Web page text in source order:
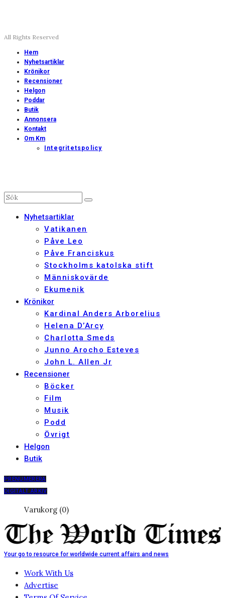
All Rights Reserved
Hem
Nyhetsartiklar
Krönikor
Recensioner
Helgon
Poddar
Butik
Annonsera
Kontakt
Om Km
Integritetspolicy
Nyhetsartiklar
Vatikanen
Påve Leo
Påve Franciskus
Stockholms katolska stift
Människovärde
Ekumenik
Krönikor
Kardinal Anders Arborelius
Helena D’Arcy
Charlotta Smeds
Junno Arocho Esteves
John L. Allen Jr
Recensioner
Böcker
Film
Musik
Podd
Övrigt
Helgon
Butik
PRENUMERERA
DIGITALT ARKIV
Varukorg (0)
Your go to resource for worldwide current affairs and news
Work With Us
Advertise